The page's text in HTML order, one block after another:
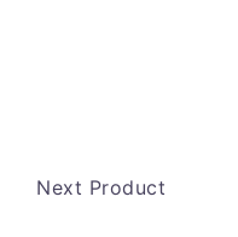
Next Product